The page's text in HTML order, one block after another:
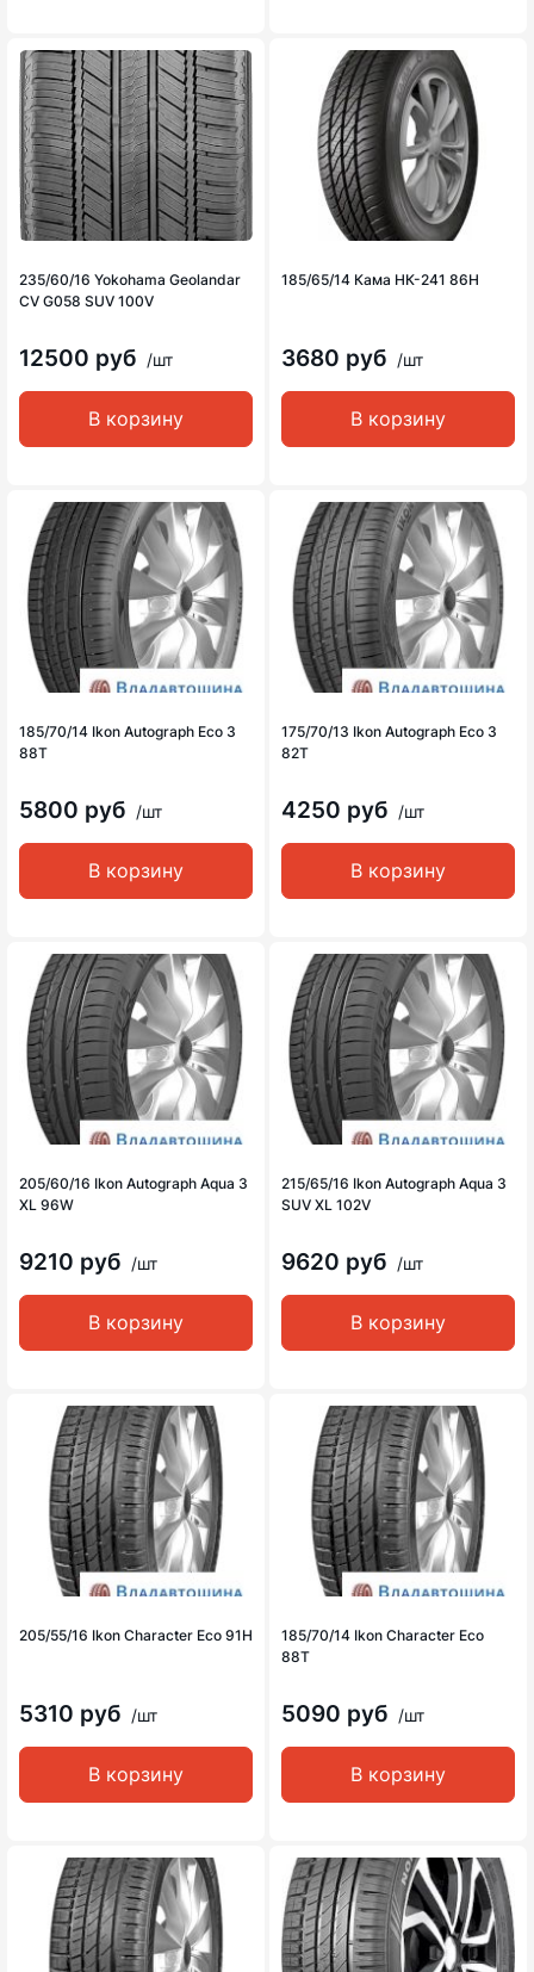
235/60/16 Yokohama Geolandar
CV G058 SUV 100V
12500 руб /шт
В корзину
185/65/14 Кама НК-241 86H
3680 руб /шт
В корзину
185/70/14 Ikon Autograph Eco 3
88T
5800 руб /шт
В корзину
175/70/13 Ikon Autograph Eco 3
82T
4250 руб /шт
В корзину
205/60/16 Ikon Autograph Aqua 3
XL 96W
9210 руб /шт
В корзину
215/65/16 Ikon Autograph Aqua 3
SUV XL 102V
9620 руб /шт
В корзину
205/55/16 Ikon Character Eco 91H
5310 руб /шт
В корзину
185/70/14 Ikon Character Eco
88T
5090 руб /шт
В корзину